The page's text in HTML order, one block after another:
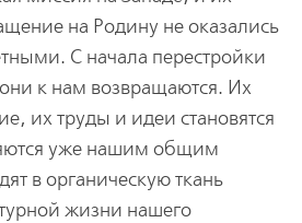
на Родину не оказались
С начала перестройки
к нам возвращаются. Их
их труды и идеи становятся
уже нашим общим
в органическую ткань
жизни нашего